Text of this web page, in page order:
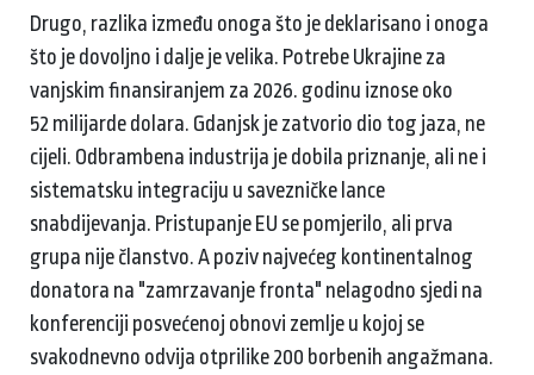
Drugo, razlika između onoga što je deklarisano i onoga
što je dovoljno i dalje je velika. Potrebe Ukrajine za
vanjskim finansiranjem za 2026. godinu iznose oko
52 milijarde dolara. Gdanjsk je zatvorio dio tog jaza, ne
cijeli. Odbrambena industrija je dobila priznanje, ali ne i
sistematsku integraciju u savezničke lance
snabdijevanja. Pristupanje EU se pomjerilo, ali prva
grupa nije članstvo. A poziv najvećeg kontinentalnog
donatora na "zamrzavanje fronta" nelagodno sjedi na
konferenciji posvećenoj obnovi zemlje u kojoj se
svakodnevno odvija otprilike 200 borbenih angažmana.